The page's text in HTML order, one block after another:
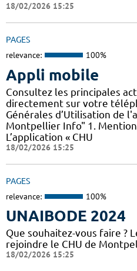
18/02/2026 15:25
PAGES
relevance: 100%
Appli mobile
Consultez les principales
directement sur votre
Générales d’Utilisation de
Montpellier Info" 1.
L’application « CHU
18/02/2026 15:25
PAGES
relevance: 100%
UNAIBODE 2024
Que souhaitez-vous faire ?
rejoindre le CHU de
18/02/2026 15:25